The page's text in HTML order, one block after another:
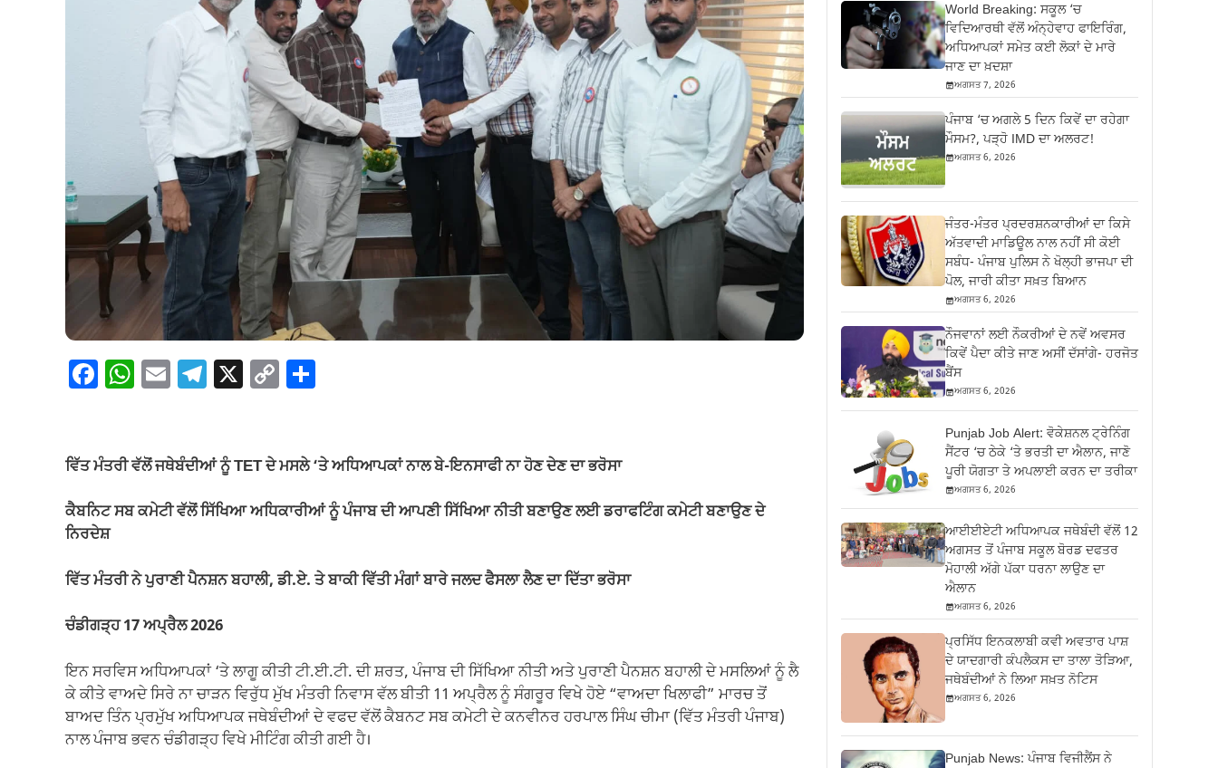
F
e
o
o
k
W
s
p
E T
gr
m
X C
y
n
e
ਵਿੱਤ ਮੰਤਰੀ ਵੱਲੋਂ ਜਥੇਬੰਦੀਆਂ ਨੂੰ TET ਦੇ ਮਸਲੇ ‘ਤੇ ਅਧਿਆਪਕਾਂ ਨਾਲ ਬੇ-ਇਨਸਾਫੀ ਨਾ ਹੋਣ ਦੇਣ ਦਾ ਭਰੋਸਾ
ਕੈਬਨਿਟ ਸਬ ਕਮੇਟੀ ਵੱਲੋਂ ਸਿੱਖਿਆ ਅਧਿਕਾਰੀਆਂ ਨੂੰ ਪੰਜਾਬ ਦੀ ਆਪਣੀ ਸਿੱਖਿਆ ਨੀਤੀ ਬਣਾਉਣ ਲਈ ਡਰਾਫਟਿੰਗ ਕਮੇਟੀ ਬਣਾਉਣ ਦੇ
ਨਿਰਦੇਸ਼
ਵਿੱਤ ਮੰਤਰੀ ਨੇ ਪੁਰਾਣੀ ਪੈਨਸ਼ਨ ਬਹਾਲੀ, ਡੀ.ਏ. ਤੇ ਬਾਕੀ ਵਿੱਤੀ ਮੰਗਾਂ ਬਾਰੇ ਜਲਦ ਫੈਸਲਾ ਲੈਣ ਦਾ ਦਿੱਤਾ ਭਰੋਸਾ
ਚੰਡੀਗੜ੍ਹ 17 ਅਪ੍ਰੈਲ 2026
ਇਨ ਸਰਵਿਸ ਅਧਿਆਪਕਾਂ ‘ਤੇ ਲਾਗੂ ਕੀਤੀ ਟੀ.ਈ.ਟੀ. ਦੀ ਸ਼ਰਤ, ਪੰਜਾਬ ਦੀ ਸਿੱਖਿਆ ਨੀਤੀ ਅਤੇ ਪੁਰਾਣੀ ਪੈਨਸ਼ਨ ਬਹਾਲੀ ਦੇ ਮਸਲਿਆਂ ਨੂੰ ਲੈ
ਕੇ ਕੀਤੇ ਵਾਅਦੇ ਸਿਰੇ ਨਾ ਚਾੜਨ ਵਿਰੁੱਧ ਮੁੱਖ ਮੰਤਰੀ ਨਿਵਾਸ ਵੱਲ ਬੀਤੀ 11 ਅਪ੍ਰੈਲ ਨੂੰ ਸੰਗਰੂਰ ਵਿਖੇ ਹੋਏ “ਵਾਅਦਾ ਖਿਲਾਫੀ” ਮਾਰਚ ਤੋਂ
ਬਾਅਦ ਤਿੰਨ ਪ੍ਰਮੁੱਖ ਅਧਿਆਪਕ ਜਥੇਬੰਦੀਆਂ ਦੇ ਵਫਦ ਵੱਲੋਂ ਕੈਬਨਟ ਸਬ ਕਮੇਟੀ ਦੇ ਕਨਵੀਨਰ ਹਰਪਾਲ ਸਿੰਘ ਚੀਮਾ (ਵਿੱਤ ਮੰਤਰੀ ਪੰਜਾਬ)
ਨਾਲ ਪੰਜਾਬ ਭਵਨ ਚੰਡੀਗੜ੍ਹ ਵਿਖੇ ਮੀਟਿੰਗ ਕੀਤੀ ਗਈ ਹੈ।
World Breaking: ਸਕੂਲ ‘ਚ
ਵਿਦਿਆਰਥੀ ਵੱਲੋਂ ਅੰਨ੍ਹੇਵਾਹ ਫਾਇਰਿੰਗ,
ਅਧਿਆਪਕਾਂ ਸਮੇਤ ਕਈ ਲੋਕਾਂ ਦੇ ਮਾਰੇ
ਜਾਣ ਦਾ ਖ਼ਦਸ਼ਾ
ਅਗਸਤ 7, 2026
ਪੰਜਾਬ ‘ਚ ਅਗਲੇ 5 ਦਿਨ ਕਿਵੇਂ ਦਾ ਰਹੇਗਾ
ਮੌਸਮ?, ਪੜ੍ਹੋ IMD ਦਾ ਅਲਰਟ!
ਅਗਸਤ 6, 2026
ਜੰਤਰ-ਮੰਤਰ ਪ੍ਰਦਰਸ਼ਨਕਾਰੀਆਂ ਦਾ ਕਿਸੇ
ਅੱਤਵਾਦੀ ਮਾਡਿਊਲ ਨਾਲ ਨਹੀਂ ਸੀ ਕੋਈ
ਸਬੰਧ- ਪੰਜਾਬ ਪੁਲਿਸ ਨੇ ਖੋਲ੍ਹੀ ਭਾਜਪਾ ਦੀ
ਪੋਲ, ਜਾਰੀ ਕੀਤਾ ਸਖ਼ਤ ਬਿਆਨ
ਅਗਸਤ 6, 2026
ਨੌਜਵਾਨਾਂ ਲਈ ਨੌਕਰੀਆਂ ਦੇ ਨਵੇਂ ਅਵਸਰ
ਕਿਵੇਂ ਪੈਦਾ ਕੀਤੇ ਜਾਣ ਅਸੀਂ ਦੱਸਾਂਗੇ- ਹਰਜੋਤ
ਬੈਂਸ
ਅਗਸਤ 6, 2026
Punjab Job Alert: ਵੋਕੇਸ਼ਨਲ ਟ੍ਰੇਨਿੰਗ
ਸੈਂਟਰ ‘ਚ ਠੇਕੇ ‘ਤੇ ਭਰਤੀ ਦਾ ਐਲਾਨ, ਜਾਣੋ
ਪੂਰੀ ਯੋਗਤਾ ਤੇ ਅਪਲਾਈ ਕਰਨ ਦਾ ਤਰੀਕਾ
ਅਗਸਤ 6, 2026
ਆਈਈਏਟੀ ਅਧਿਆਪਕ ਜਥੇਬੰਦੀ ਵੱਲੋਂ 12
ਅਗਸਤ ਤੋਂ ਪੰਜਾਬ ਸਕੂਲ ਬੋਰਡ ਦਫਤਰ
ਮੋਹਾਲੀ ਅੱਗੇ ਪੱਕਾ ਧਰਨਾ ਲਾਉਣ ਦਾ
ਐਲਾਨ
ਅਗਸਤ 6, 2026
ਪ੍ਰਸਿੱਧ ਇਨਕਲਾਬੀ ਕਵੀ ਅਵਤਾਰ ਪਾਸ਼
ਦੇ ਯਾਦਗਾਰੀ ਕੰਪਲੈਕਸ ਦਾ ਤਾਲਾ ਤੋੜਿਆ,
ਜਥੇਬੰਦੀਆਂ ਨੇ ਲਿਆ ਸਖ਼ਤ ਨੋਟਿਸ
ਅਗਸਤ 6, 2026
Punjab News: ਪੰਜਾਬ ਵਿਜੀਲੈਂਸ ਨੇ